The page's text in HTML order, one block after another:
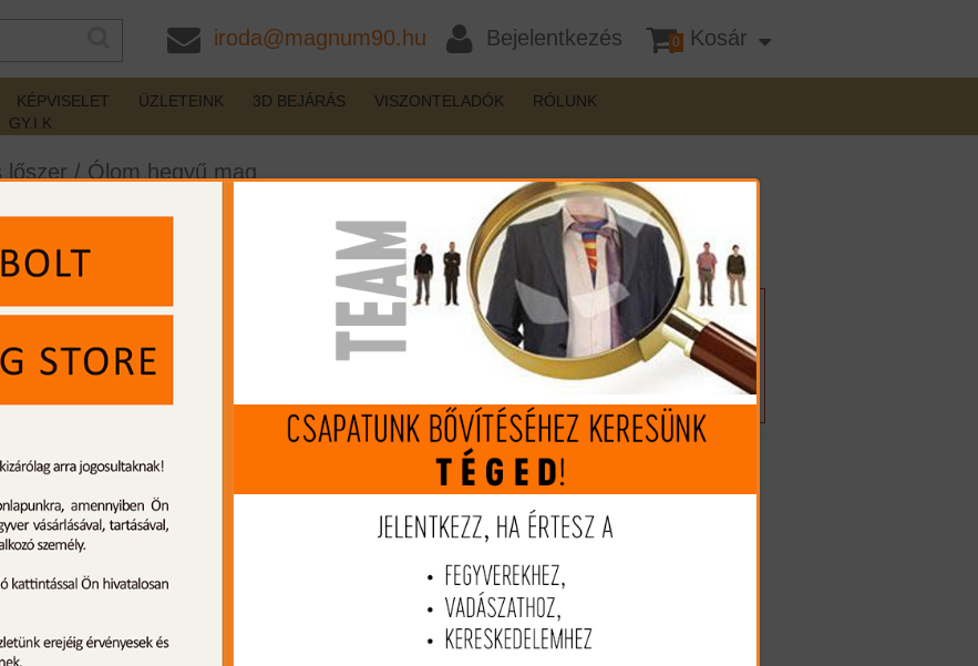
Kosár
0
Bejelentkezés
iroda@magnum90.hu
KÉPVISELET ÜZLETEINK 3D BEJÁRÁS VISZONTELADÓK
RÓLUNK
GY.I.K
lőszer / Ólom hegyű mag
Oryx 11,7g/180gr
Norma
30-06 Spr.
Kártyát igényelek
Termék leírás
A Norma Oryx egy ólommaghoz kötött
köpenyes Soft Point lövedék. Az Oryx egy kissé
csapott hegyű, ólomvégű lövedék, ahol az
burkolathoz. Pontossága kiváló,
Felhívnánk figyelmét, hogy a
terméknél interneten csak
vásárlási szándékát jelezheti,
vásárlása csak személyes
Mennyiség:
(€ 4.34)
Megveszem